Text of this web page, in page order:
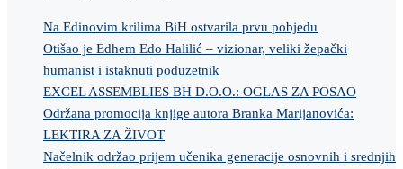
Na Edinovim krilima BiH ostvarila prvu pobjedu
Otišao je Edhem Edo Halilić – vizionar, veliki žepački
humanist i istaknuti poduzetnik
EXCEL ASSEMBLIES BH D.O.O.: OGLAS ZA POSAO
Održana promocija knjige autora Branka Marijanovića:
LEKTIRA ZA ŽIVOT
Načelnik održao prijem učenika generacije osnovnih i srednjih